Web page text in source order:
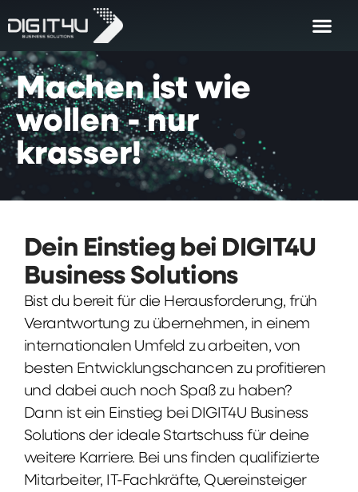
Machen ist wie
wollen - nur
krasser!
Dein Einstieg bei DIGIT4U
Business Solutions
Bist du bereit für die Herausforderung, früh
Verantwortung zu übernehmen, in einem
internationalen Umfeld zu arbeiten, von
besten Entwicklungschancen zu profitieren
und dabei auch noch Spaß zu haben?
Dann ist ein Einstieg bei DIGIT4U Business
Solutions der ideale Startschuss für deine
weitere Karriere. Bei uns finden qualifizierte
Mitarbeiter, IT-Fachkräfte, Quereinsteiger